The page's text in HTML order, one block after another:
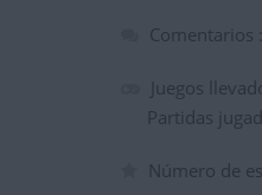
Comentarios :
Juegos
Partidas
Número de